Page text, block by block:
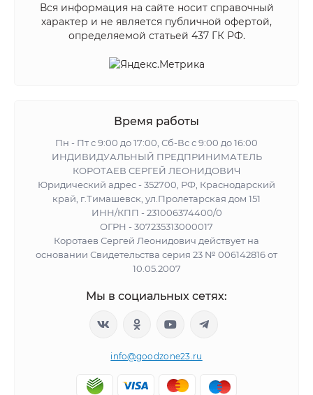
Вся информация на сайте носит справочный
характер и не является публичной офертой,
определяемой статьей 437 ГК РФ.
Время работы
Пн - Пт с 9:00 до 17:00, Сб-Вс с 9:00 до 16:00
ИНДИВИДУАЛЬНЫЙ ПРЕДПРИНИМАТЕЛЬ
КОРОТАЕВ СЕРГЕЙ ЛЕОНИДОВИЧ
Юридический адрес - 352700, РФ, Краснодарский
край, г.Тимашевск, ул.Пролетарская дом 151
ИНН/КПП - 231006374400/0
ОГРН - 307235313000017
Коротаев Сергей Леонидович действует на
основании Свидетельства серия 23 № 006142816 от
10.05.2007
Мы в социальных сетях:
info@goodzone23.ru